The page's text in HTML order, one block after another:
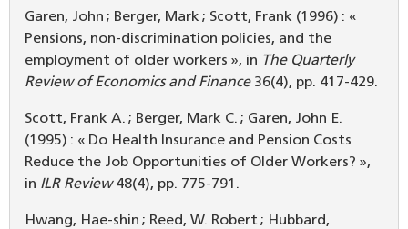
Garen, John ; Berger, Mark ; Scott, Frank (1996) : «
Pensions, non-discrimination policies, and the
employment of older workers », in The Quarterly
Review of Economics and Finance36(4), pp. 417-429.
Scott, Frank A. ; Berger, Mark C. ; Garen, John E.
(1995) : « Do Health Insurance and Pension Costs
Reduce the Job Opportunities of Older Workers? »,
in ILR Review48(4), pp. 775-791.
Hwang, Hae-shin ; Reed, W. Robert ; Hubbard,